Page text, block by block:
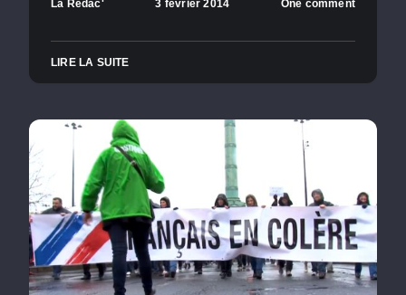
La Rédac' 3 février 2014 One comment
LIRE LA SUITE